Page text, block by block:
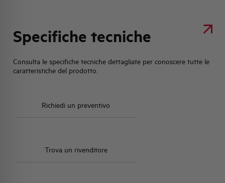
Specifiche tecniche
Consulta le specifiche tecniche dettagliate per conoscere tutte le
caratteristiche del prodotto.
Richiedi un preventivo
Trova un rivenditore